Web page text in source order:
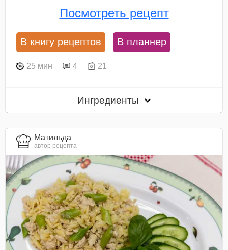
Посмотреть рецепт
В книгу рецептов В планнер
25 мин 4 21
Ингредиенты
Матильда
автор рецепта